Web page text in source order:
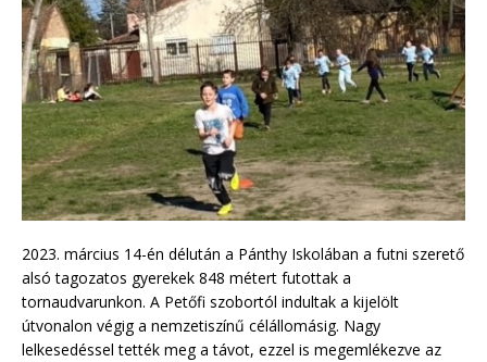
2023. március 14-én délután a Pánthy Iskolában a futni szerető
alsó tagozatos gyerekek 848 métert futottak a
tornaudvarunkon. A Petőfi szobortól indultak a kijelölt
útvonalon végig a nemzetiszínű célállomásig. Nagy
lelkesedéssel tették meg a távot, ezzel is megemlékezve az